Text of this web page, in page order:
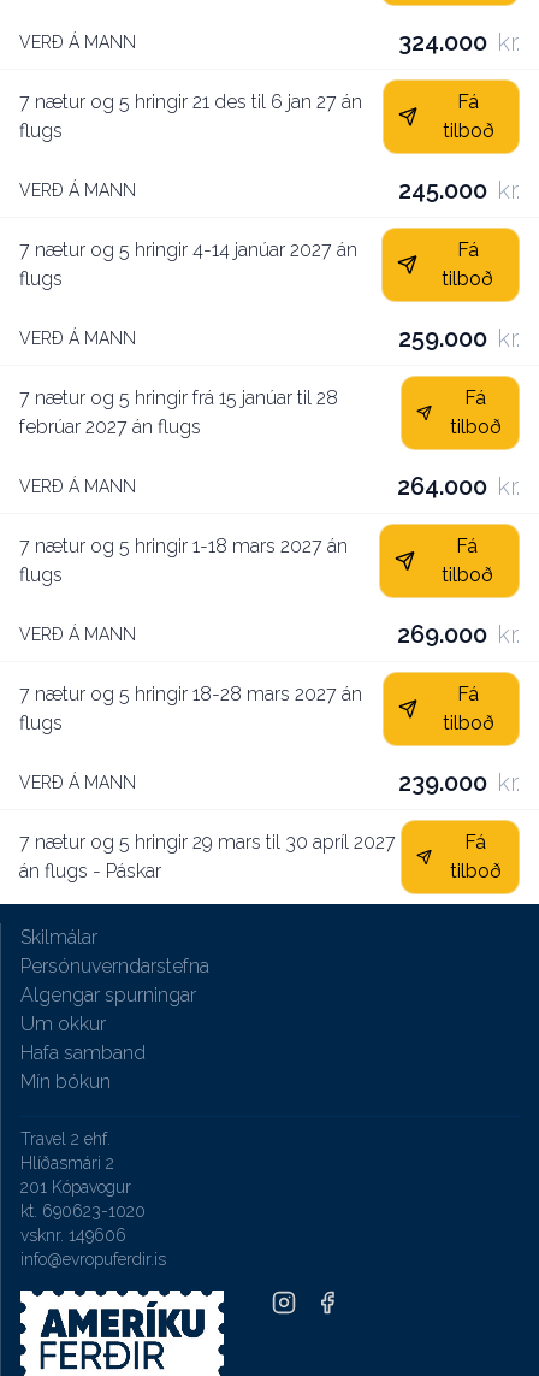
VERÐ Á MANN 324.000 kr.
7 nætur og 5 hringir 21 des til 6 jan 27 án
flugs
Fá
tilboð
VERÐ Á MANN 245.000 kr.
7 nætur og 5 hringir 4-14 janúar 2027 án
flugs
Fá
tilboð
VERÐ Á MANN 259.000 kr.
7 nætur og 5 hringir frá 15 janúar til 28
febrúar 2027 án flugs
Fá
tilboð
VERÐ Á MANN 264.000 kr.
7 nætur og 5 hringir 1-18 mars 2027 án
flugs
Fá
tilboð
VERÐ Á MANN 269.000 kr.
7 nætur og 5 hringir 18-28 mars 2027 án
flugs
Fá
tilboð
VERÐ Á MANN 239.000 kr.
7 nætur og 5 hringir 29 mars til 30 apríl 2027
án flugs - Páskar
Fá
tilboð
Skilmálar
Persónuverndarstefna
Algengar spurningar
Um okkur
Hafa samband
Mín bókun
Travel 2 ehf.
Hlíðasmári 2
201 Kópavogur
kt. 690623-1020
vsknr. 149606
info@evropuferdir.is